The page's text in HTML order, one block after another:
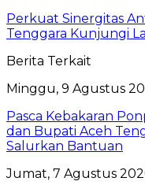
Perkuat Sinergitas
Tenggara Kunjungi
Berita Terkait
Minggu, 9 Agustus
Pasca Kebakaran
dan Bupati Aceh
Salurkan Bantuan
Jumat, 7 Agustus